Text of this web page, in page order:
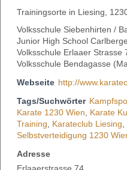
Trainingsorte in Liesing,
Volksschule Siebenhirten /
Junior High School
Volksschule Erlaaer Strasse
Volksschule Bendagasse
Webseite http://
Tags/Suchwörter
Karate 1230 Wien, Karate
Training, Karateclub Liesing,
Selbstverteidigung 1230
Adresse